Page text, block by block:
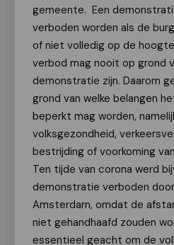
gemeente. Een
verboden worden als de
of niet volledig op de
verbod mag nooit op grond
demonstratie zijn. Daarom
grond van welke belangen
beperkt mag worden,
volksgezondheid,
bestrijding of voorkoming
Ten tijde van corona werd
demonstratie verboden
Amsterdam, omdat de
niet gehandhaafd zouden
essentieel geacht om de